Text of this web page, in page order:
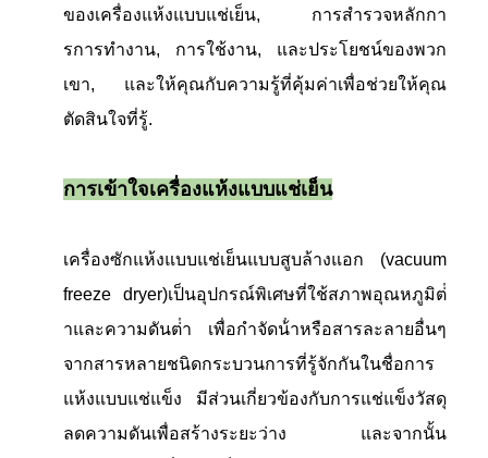
ของเครื่องแห้งแบบแช่เย็น, การสํารวจหลักกา
รการทํางาน, การใช้งาน, และประโยชน์ของพวก
เขา, และให้คุณกับความรู้ที่คุ้มค่าเพื่อช่วยให้คุณ
ตัดสินใจที่รู้.
การเข้าใจเครื่องแห้งแบบแช่เย็น
เครื่องซักแห้งแบบแช่เย็นแบบสูบล้างแอก (vacuum
freeze dryer)เป็นอุปกรณ์พิเศษที่ใช้สภาพอุณหภูมิต่ํ
าและความดันต่ํา เพื่อกําจัดน้ําหรือสารละลายอื่นๆ
จากสารหลายชนิดกระบวนการที่รู้จักกันในชื่อการ
แห้งแบบแช่แข็ง มีส่วนเกี่ยวข้องกับการแช่แข็งวัสดุ
ลดความดันเพื่อสร้างระยะว่าง และจากนั้น